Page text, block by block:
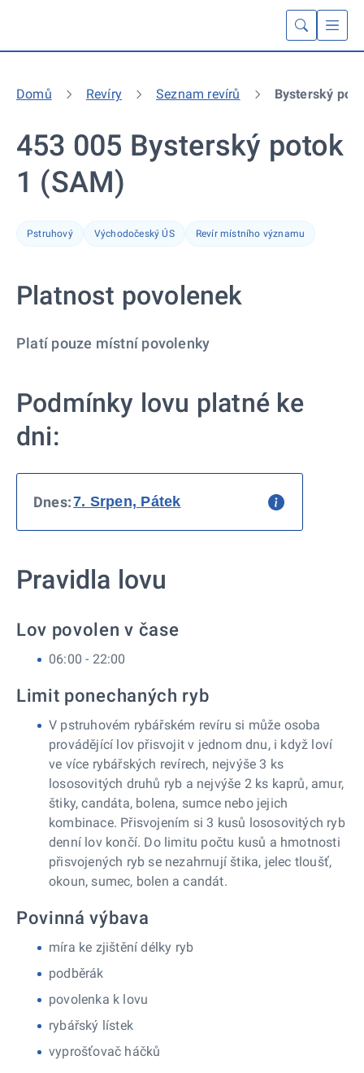
Domů Revíry Seznam revírů Bysterský
453 005 Bysterský potok
1 (SAM)
Pstruhový Východočeský ÚS Revír místního významu
Platnost povolenek
Platí pouze místní povolenky
Podmínky lovu platné ke
dni:
Dnes:
Pravidla lovu
Lov povolen v čase
06:00 - 22:00
Limit ponechaných ryb
V pstruhovém rybářském revíru si může osoba
provádějící lov přisvojit v jednom dnu, i když loví
ve více rybářských revírech, nejvýše 3 ks
lososovitých druhů ryb a nejvýše 2 ks kaprů, amur,
štiky, candáta, bolena, sumce nebo jejich
kombinace. Přisvojením si 3 kusů lososovitých ryb
denní lov končí. Do limitu počtu kusů a hmotnosti
přisvojených ryb se nezahrnují štika, jelec tloušť,
okoun, sumec, bolen a candát.
Povinná výbava
míra ke zjištění délky ryb
podběrák
povolenka k lovu
rybářský lístek
vyprošťovač háčků